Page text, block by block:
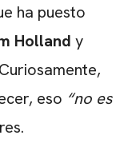
ha puesto
Holland y
eso “no es